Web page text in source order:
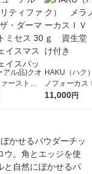
アル品)クオ
ースト
ガラクト
HAKU（ハ
ノフォーカ
5ｇ 資生堂
11,000円
かせるパウダーチッ
ウ。角とエッジを使
と自然にぼかせるパ